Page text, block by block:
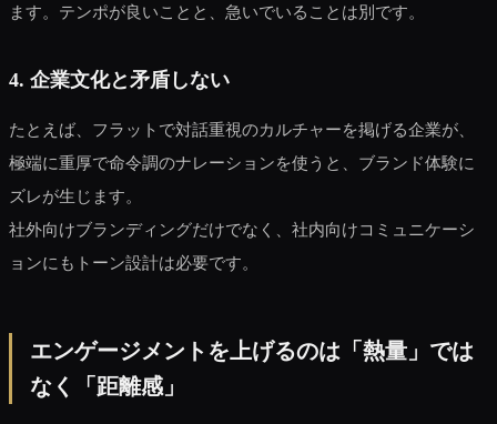
ます。テンポが良いことと、急いでいることは別です。
4. 企業文化と矛盾しない
たとえば、フラットで対話重視のカルチャーを掲げる企業が、
極端に重厚で命令調のナレーションを使うと、ブランド体験に
ズレが生じます。
社外向けブランディングだけでなく、社内向けコミュニケーシ
ョンにもトーン設計は必要です。
エンゲージメントを上げるのは「熱量」では
なく「距離感」